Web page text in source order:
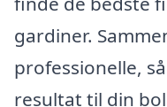
gardiner.
professionelle,
resultat til din